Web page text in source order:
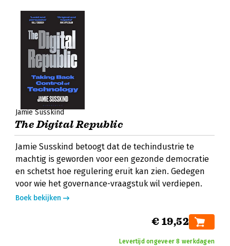
Jamie Susskind
The Digital Republic
Jamie Susskind betoogt dat de techindustrie te
machtig is geworden voor een gezonde democratie
en schetst hoe regulering eruit kan zien. Gedegen
voor wie het governance-vraagstuk wil verdiepen.
Boek bekijken
€ 19,52
Levertijd ongeveer 8 werkdagen